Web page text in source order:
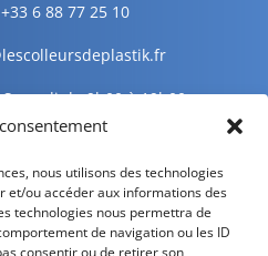
nous utilisons des technologies
et/ou accéder aux informations des
technologies nous permettra de
de navigation ou les ID
consentir ou de retirer son
6 88 77 25 10
de 9h00 à 19h00
légales